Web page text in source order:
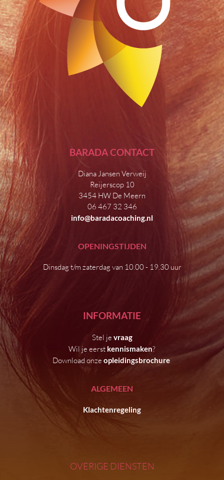
BARADA CONTACT
Diana Jansen Verweij
Reijerscop 10
3454 HW De Meern
06 467 32 346
info@baradacoaching.nl
OPENINGSTIJDEN
Dinsdag t/m zaterdag van 10.00 - 19.30 uur
INFORMATIE
Stel je vraag
Wil je eerst kennismaken?
Download onze opleidingsbrochure
ALGEMEEN
Klachtenregeling
OVERIGE DIENSTEN